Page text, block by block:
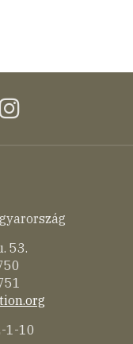
instagram
53.
1-10